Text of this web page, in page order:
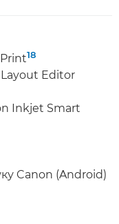
18
Editor
Inkjet Smart
Canon (Android)